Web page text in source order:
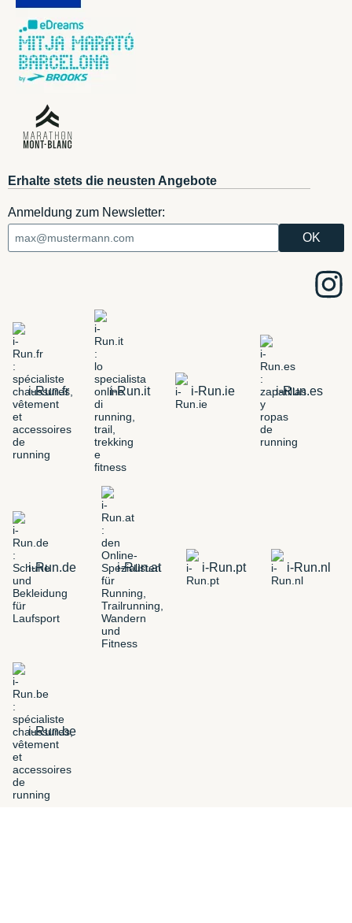
Erhalte stets die neusten Angebote
Anmeldung zum Newsletter:
i-Run.fr i-Run.it i-Run.ie i-Run.es
i-Run.de i-Run.at i-Run.pt i-Run.nl
i-Run.be